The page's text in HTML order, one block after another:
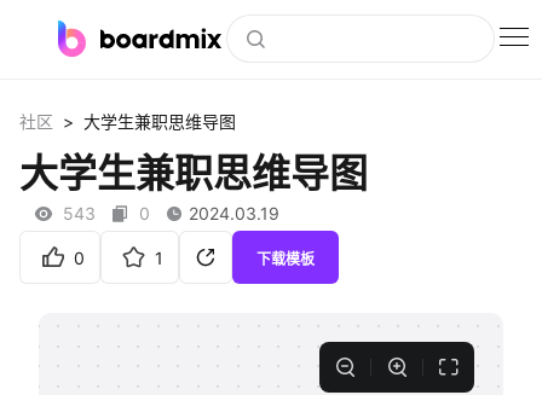
社区资源
下载
私有化部署
社区 > 大学生兼职思维导图
大学生兼职思维导图
543 0 2024.03.19
0 1 下载模板